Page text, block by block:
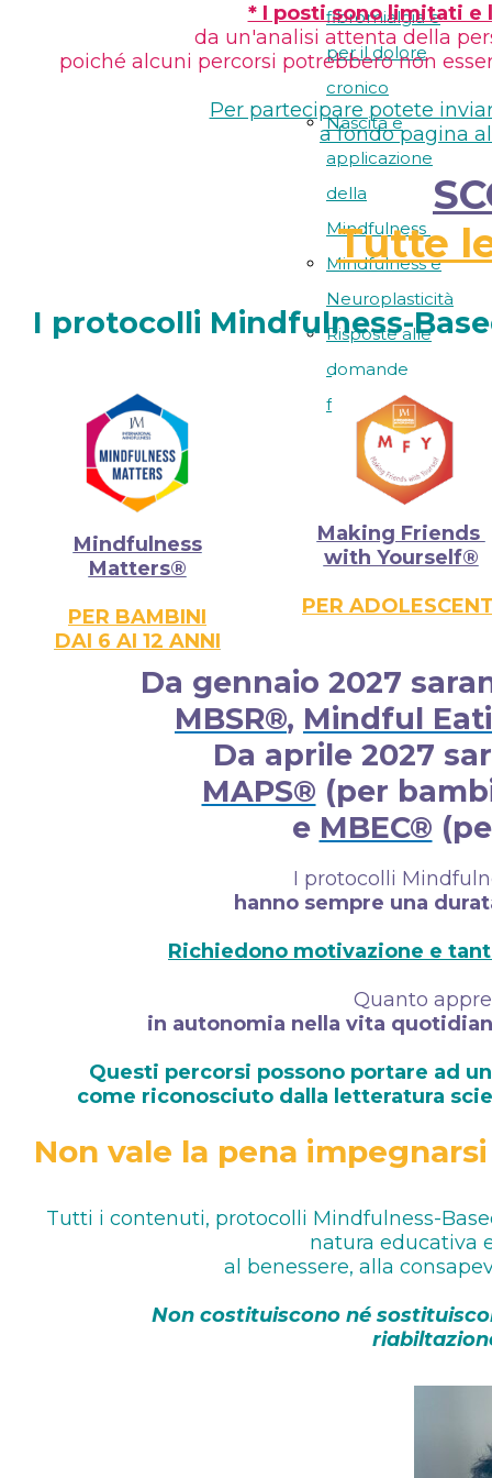
fibromialgia e
per il dolore
cronico
Nascita e
applicazione
della
Mindfulness
Mindfulness e
Neuroplasticità
Risposte alle
domande
frequenti
* I posti sono limitati e
da un'analisi attenta della
poiché alcuni percorsi potrebbero non
Per partecipare potete
a fondo pagina
Tutte
I protocolli Mindfulness-
Making Friends
with Yourself®
PER
Mindfulness
Matters®
PER BAMBINI
DAI 6 AI 12 ANNI
Da gennaio 2027
MBSR®, Mindful
Da aprile 2027
MAPS® (per
e MBEC®
I protocolli
hanno sempre una
Richiedono motivazione e
Quanto
in autonomia nella vita
Questi percorsi possono portare ad
come riconosciuto dalla letteratura
Non vale la pena
Tutti i contenuti, protocolli Mindfulness-
natura educativa
al benessere, alla
Non costituiscono né